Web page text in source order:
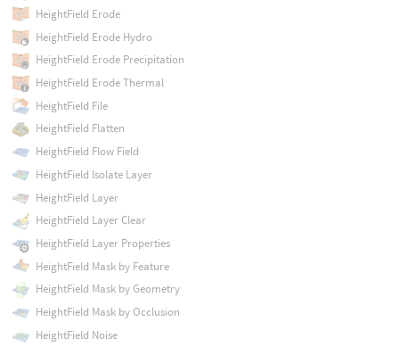
HeightField Erode
HeightField Erode Hydro
HeightField Erode Precipitation
HeightField Erode Thermal
HeightField File
HeightField Flatten
HeightField Flow Field
HeightField Isolate Layer
HeightField Layer
HeightField Layer Clear
HeightField Layer Properties
HeightField Mask by Feature
HeightField Mask by Geometry
HeightField Mask by Occlusion
HeightField Noise